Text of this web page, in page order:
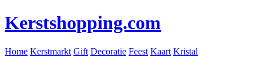
Kerstshopping.com
Home Kerstmarkt Gift Decoratie Feest Kaart Kristal